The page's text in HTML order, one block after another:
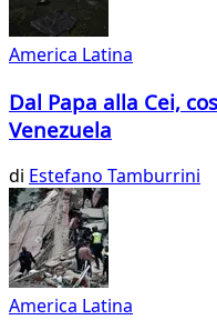
America Latina
Dal Papa alla Cei,
Venezuela
di Estefano Tamburrini
America Latina